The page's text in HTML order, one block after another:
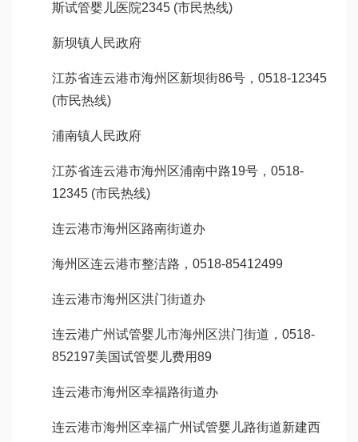
斯试管婴儿医院2345 (市民热线)
新坝镇人民政府
江苏省连云港市海州区新坝街86号，0518-12345
(市民热线)
浦南镇人民政府
江苏省连云港市海州区浦南中路19号，0518-
12345 (市民热线)
连云港市海州区路南街道办
海州区连云港市整洁路，0518-85412499
连云港市海州区洪门街道办
连云港广州试管婴儿市海州区洪门街道，0518-
852197美国试管婴儿费用89
连云港市海州区幸福路街道办
连云港市海州区幸福广州试管婴儿路街道新建西